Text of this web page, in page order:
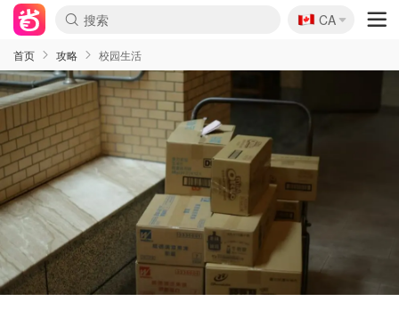
🇨🇦
CA
首页 攻略 校园生活